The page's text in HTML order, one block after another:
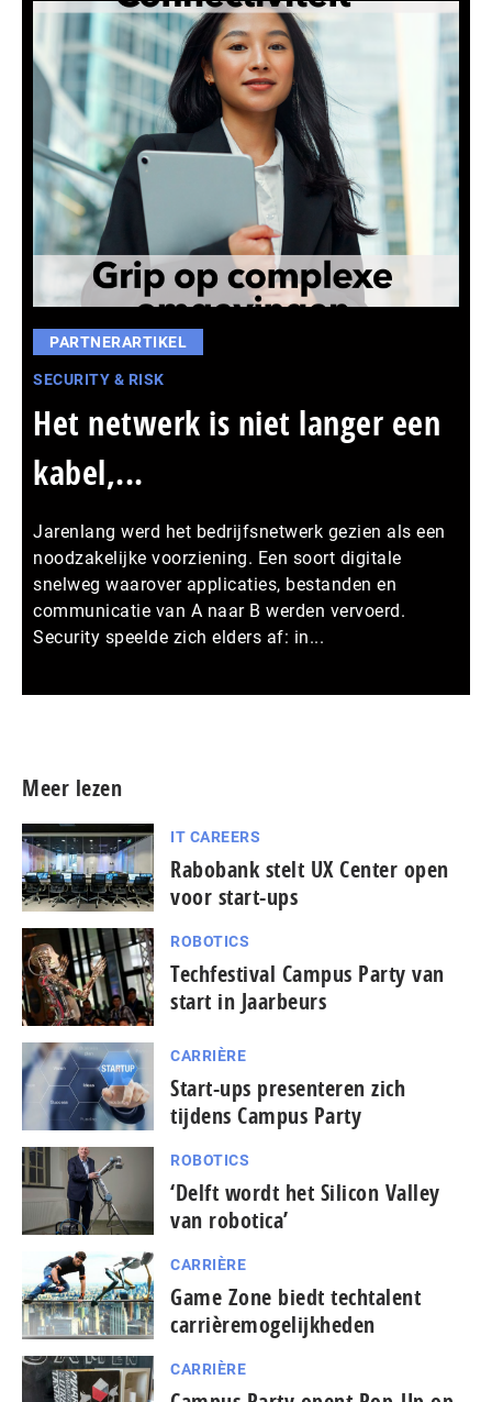
PARTNERARTIKEL
SECURITY & RISK
Het netwerk is niet langer een
kabel,...
Jarenlang werd het bedrijfsnetwerk gezien als een
noodzakelijke voorziening. Een soort digitale
snelweg waarover applicaties, bestanden en
communicatie van A naar B werden vervoerd.
Security speelde zich elders af: in...
Meer lezen
IT CAREERS
Rabobank stelt UX Center open
voor start-ups
ROBOTICS
Techfestival Campus Party van
start in Jaarbeurs
CARRIÈRE
Start-ups presenteren zich
tijdens Campus Party
ROBOTICS
‘Delft wordt het Silicon Valley
van robotica’
CARRIÈRE
Game Zone biedt techtalent
carrièremogelijkheden
CARRIÈRE